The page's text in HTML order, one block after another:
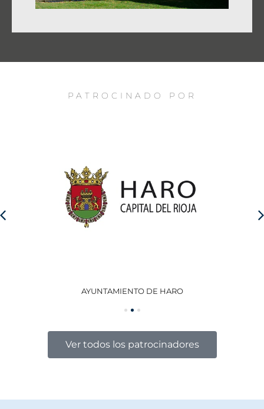
PATROCINADO POR
AYUNTAMIENTO DE HARO
Ver todos los patrocinadores